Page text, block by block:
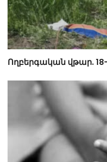
Ողբերգական վթար.